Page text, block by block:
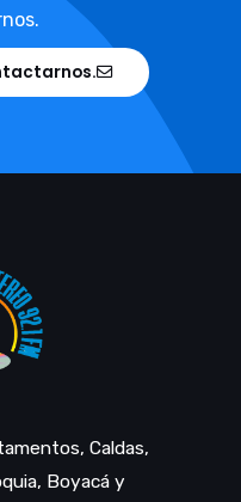
Caldas,
Boyacá y